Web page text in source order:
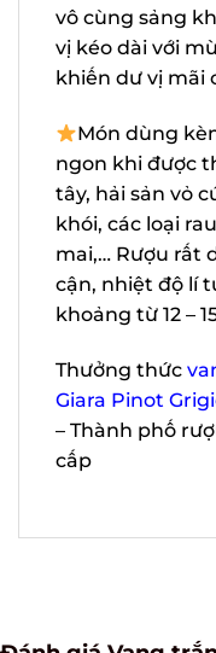
cảm giác vô
có một hậu vị
hạt tiêu cay
Món dùng
ngon khi được
tây, hải sản vỏ
khói, các loại
pho mai,…
tiếp cận, nhiệt
rượu khoảng từ
Thưởng thức
Giara Pinot
Winecity–
và đẳng cấp
Đánh giá Vang